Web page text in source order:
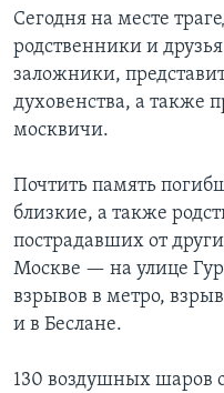
Сегодня на месте
родственники и
заложники,
духовенства, а также
москвичи.
Почтить память
близкие, а также
пострадавших от
Москве — на улице
взрывов в метро,
и в Беслане.
130 воздушных шаров